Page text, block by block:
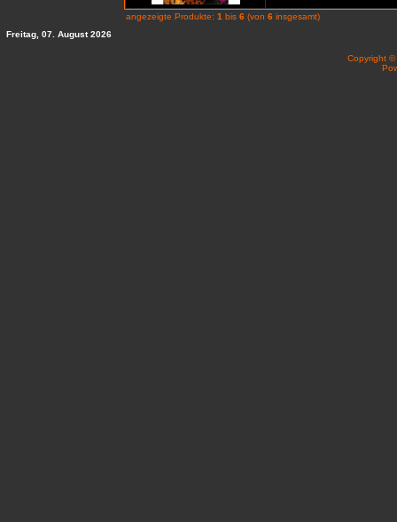
angezeigte Produkte: 1 bis 6 (von 6 insgesamt)
Freitag, 07. August 2026
Copyright